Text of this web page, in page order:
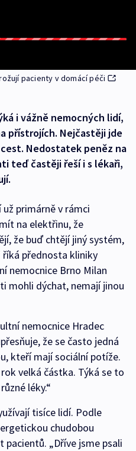
pacienty v domácí péči
i vážně nemocných lidí,
přístrojích. Nejčastěji jde
Nedostatek peněz na
teď častěji řeší i s lékaři,
primárně v rámci
na elektřinu, že
že buď chtějí jiný systém,
říká přednosta kliniky
nemocnice Brno Milan
mohli dýchat, nemají jinou
nemocnice Hradec
že se často jedná
kteří mají sociální potíže.
velká částka. Týká se to
léky.“
tisíce lidí. Podle
chudobou
„Dříve jsme psali